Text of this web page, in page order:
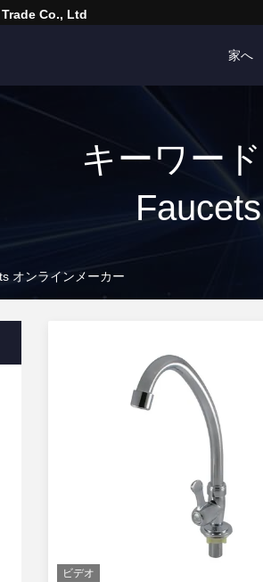
Co., Ltd
家へ
キーワー
オンラインメーカー
ビデオ